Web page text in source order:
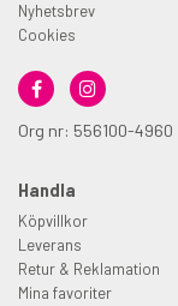
Nyhetsbrev
Cookies
Org nr: 556100-4960
Handla
Köpvillkor
Leverans
Retur & Reklamation
Mina favoriter